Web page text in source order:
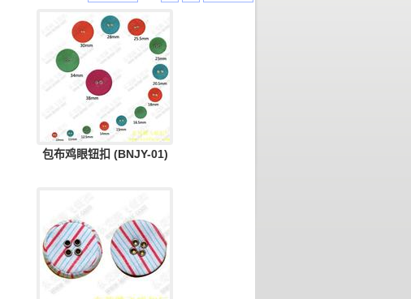
包布鸡眼钮扣 (BNJY-01)